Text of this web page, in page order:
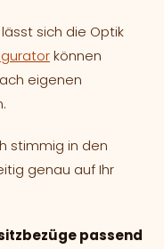
sich die Optik
können
eigenen
stimmig in den
genau auf Ihr
passend